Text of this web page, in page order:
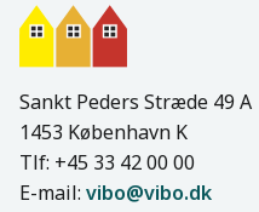
Sankt Peders Stræde 49 A
1453 København K
Tlf: +45 33 42 00 00
E-mail: vibo@vibo.dk